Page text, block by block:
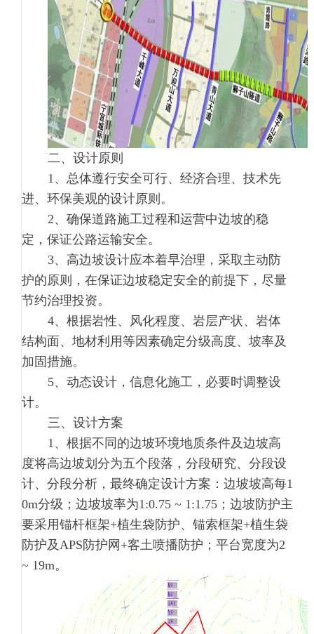
二、设计原则
1、总体遵行安全可行、经济合理、技术先
进、环保美观的设计原则。
2、确保道路施工过程和运营中边坡的稳
定，保证公路运输安全。
3、高边坡设计应本着早治理，采取主动防
护的原则，在保证边坡稳定安全的前提下，尽量
节约治理投资。
4、根据岩性、风化程度、岩层产状、岩体
结构面、地材利用等因素确定分级高度、坡率及
加固措施。
5、动态设计，信息化施工，必要时调整设
计。
三、设计方案
1、根据不同的边坡环境地质条件及边坡高
度将高边坡划分为五个段落，分段研究、分段设
计、分段分析，最终确定设计方案：边坡坡高每1
0m分级；边坡坡率为1:0.75 ~ 1:1.75；边坡防护主
要采用锚杆框架+植生袋防护、锚索框架+植生袋
防护及APS防护网+客土喷播防护；平台宽度为2
~ 19m。